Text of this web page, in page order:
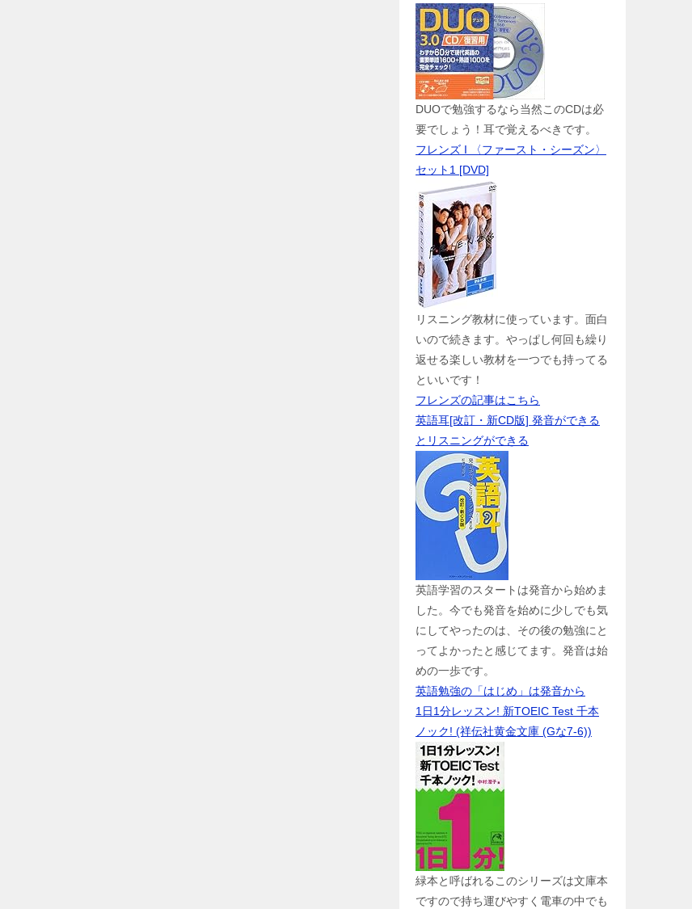
DUOで勉強するなら当然このCDは必
要でしょう！耳で覚えるべきです。
フレンズ I 〈ファースト・シーズン〉
セット1 [DVD]
リスニング教材に使っています。面白
いので続きます。やっぱし何回も繰り
返せる楽しい教材を一つでも持ってる
といいです！
フレンズの記事はこちら
英語耳[改訂・新CD版] 発音ができる
とリスニングができる
英語学習のスタートは発音から始めま
した。今でも発音を始めに少しでも気
にしてやったのは、その後の勉強にと
ってよかったと感じてます。発音は始
めの一歩です。
英語勉強の「はじめ」は発音から
1日1分レッスン! 新TOEIC Test 千本
ノック! (祥伝社黄金文庫 (Gな7-6))
緑本と呼ばれるこのシリーズは文庫本
ですので持ち運びやすく電車の中でも